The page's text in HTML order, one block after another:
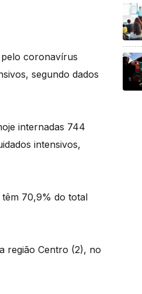
pelo coronavírus
segundo dados
internadas 744
intensivos,
70,9% do total
região Centro (2), no